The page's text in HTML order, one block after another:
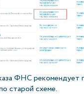
ФНС рекомендует
старой схеме.